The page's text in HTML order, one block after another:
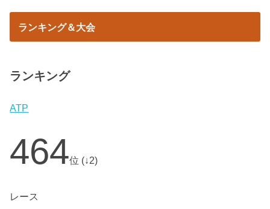
ランキング＆大会
ランキング
ATP
464位 (↓2)
レース